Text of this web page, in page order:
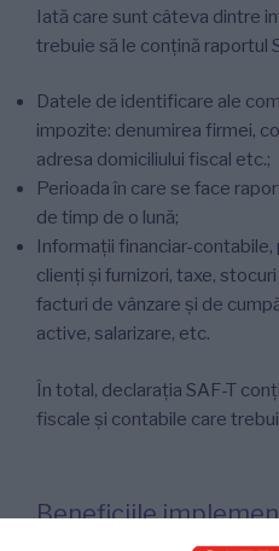
Iată care sunt câteva dintre
trebuie să le conțină raportul
Datele de identificare ale
impozite: denumirea firmei,
adresa domiciliului fiscal etc.;
Perioada în care se face
de timp de o lună;
Informații financiar-
clienți și furnizori, taxe,
facturi de vânzare și de
active, salarizare, etc.
În total, declarația SAF-T
fiscale și contabile care
Beneficiile